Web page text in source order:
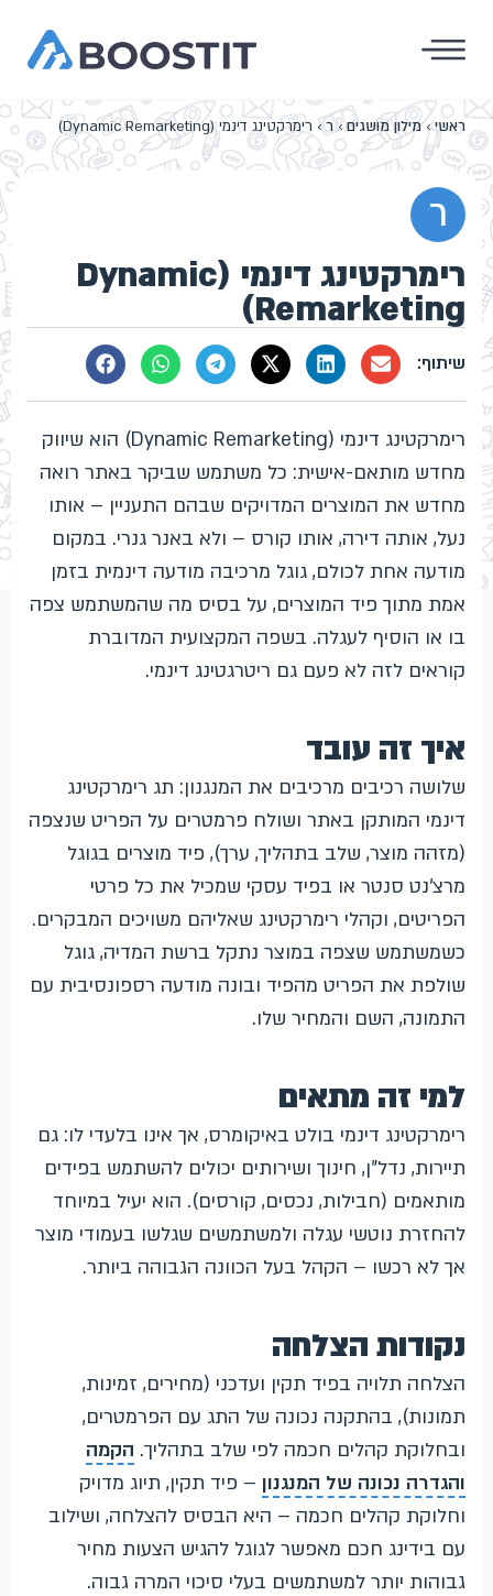
ראשי›מילון מושגים›ר› רימרקטינג דינמי (Dynamic Remarketing)
ר
רימרקטינג דינמי (Dynamic
Remarketing)
רימרקטינג דינמי (Dynamic Remarketing) הוא שיווק
מחדש מותאם-אישית: כל משתמש שביקר באתר רואה
מחדש את המוצרים המדויקים שבהם התעניין – אותו
נעל, אותה דירה, אותו קורס – ולא באנר גנרי. במקום
מודעה אחת לכולם, גוגל מרכיבה מודעה דינמית בזמן
אמת מתוך פיד המוצרים, על בסיס מה שהמשתמש צפה
בו או הוסיף לעגלה. בשפה המקצועית המדוברת
קוראים לזה לא פעם גם ריטרגטינג דינמי.
איך זה עובד
שלושה רכיבים מרכיבים את המנגנון: תג רימרקטינג
דינמי המותקן באתר ושולח פרמטרים על הפריט שנצפה
(מזהה מוצר, שלב בתהליך, ערך), פיד מוצרים בגוגל
מרצ'נט סנטר או בפיד עסקי שמכיל את כל פרטי
הפריטים, וקהלי רימרקטינג שאליהם משויכים המבקרים.
כשמשתמש שצפה במוצר נתקל ברשת המדיה, גוגל
שולפת את הפריט מהפיד ובונה מודעה רספונסיבית עם
התמונה, השם והמחיר שלו.
למי זה מתאים
רימרקטינג דינמי בולט באיקומרס, אך אינו בלעדי לו: גם
תיירות, נדל"ן, חינוך ושירותים יכולים להשתמש בפידים
מותאמים (חבילות, נכסים, קורסים). הוא יעיל במיוחד
להחזרת נוטשי עגלה ולמשתמשים שגלשו בעמודי מוצר
אך לא רכשו – הקהל בעל הכוונה הגבוהה ביותר.
נקודות הצלחה
הצלחה תלויה בפיד תקין ועדכני (מחירים, זמינות,
תמונות), בהתקנה נכונה של התג עם הפרמטרים,
ובחלוקת קהלים חכמה לפי שלב בתהליך. הקמה
והגדרה נכונה של המנגנון – פיד תקין, תיוג מדויק
וחלוקת קהלים חכמה – היא הבסיס להצלחה, ושילוב
עם בידינג חכם מאפשר לגוגל להגיש הצעות מחיר
גבוהות יותר למשתמשים בעלי סיכוי המרה גבוה.